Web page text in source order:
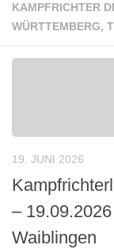
KAMPFRICHTER
WÜRTTEMBERG,
19. JUNI 2026
–
Waiblingen